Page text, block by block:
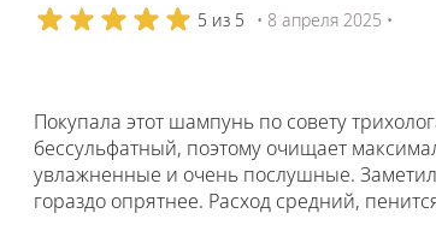
5 из 5 • 8 апреля 2025 •
Покупала этот шампунь по совету
бессульфатный, поэтому очищает
увлажненные и очень послушные.
гораздо опрятнее. Расход средний,